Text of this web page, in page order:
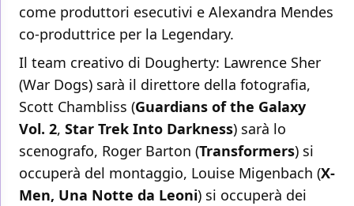
come produttori esecutivi e Alexandra Mendes
co-produttrice per la Legendary.
Il team creativo di Dougherty: Lawrence Sher
(War Dogs) sarà il direttore della fotografia,
Scott Chambliss (Guardians of the Galaxy
Vol. 2, Star Trek Into Darkness) sarà lo
scenografo, Roger Barton (Transformers) si
occuperà del montaggio, Louise Migenbach (X-
Men, Una Notte da Leoni) si occuperà dei